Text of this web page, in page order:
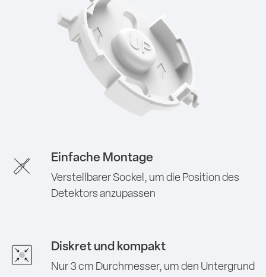
Einfache Montage
Verstellbarer Sockel, um die Position des
Detektors anzupassen
Diskret und kompakt
Nur 3 cm Durchmesser, um den Untergrund